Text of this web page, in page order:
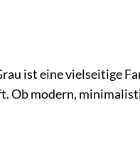
ist eine vielseitige
Ob modern,